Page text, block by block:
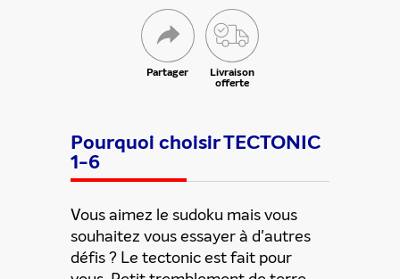
Partager Livraison
offerte
Pourquoi choisir TECTONIC
1-6
Vous aimez le sudoku mais vous
souhaitez vous essayer à d'autres
défis ? Le tectonic est fait pour